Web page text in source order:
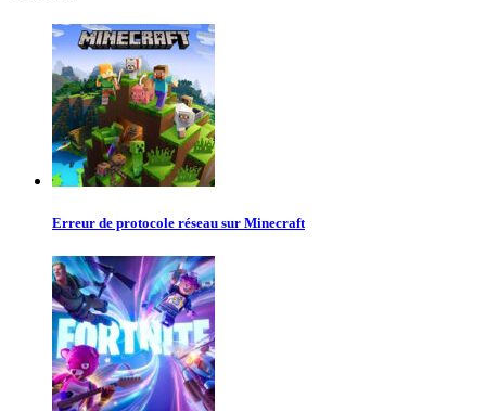
Erreur de protocole réseau sur Minecraft